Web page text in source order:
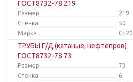
ГОСТ8732-78 219
Размер
219
Стенка
50
Марка
Ст20
ТРУБЫ Г/Д (катаные, нефтепров)
ГОСТ8732-78 73
Размер
73
Стенка
6